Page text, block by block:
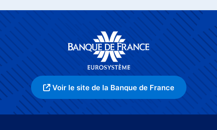
Voir le site de la Banque de France